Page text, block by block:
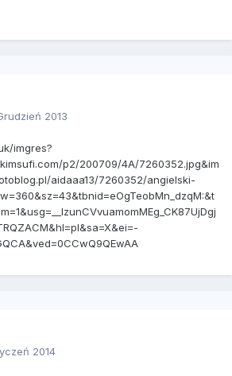
2013
imgres?
p2/200709/4A/7260352.jpg&im
aidaaa13/7260352/angielski-
2014